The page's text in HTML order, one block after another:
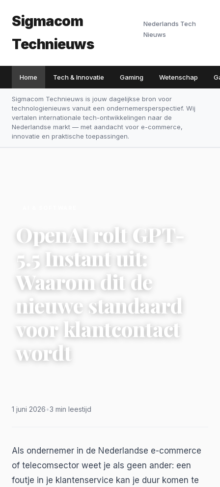
Sigmacom
Technieuws
Nederlands Tech
Nieuws
Home Tech & Innovatie Gaming Wetenschap
Sigmacom Technieuws is jouw dagelijkse bron voor
technologienieuws vanuit een ondernemersperspectief. Wij
vertalen internationale tech-ontwikkelingen naar de
Nederlandse markt — met aandacht voor e-commerce,
innovatie en praktische toepassingen.
OpenAI rolt GPT-
5.5 Instant uit:
Waarom dit de
nieuwe standaard
voor klantcontact
wordt
1 juni 2026•3 min leestijd
Als ondernemer in de Nederlandse e-commerce
of telecomsector weet je als geen ander: een
foutje in je klantenservice kan je duur komen te